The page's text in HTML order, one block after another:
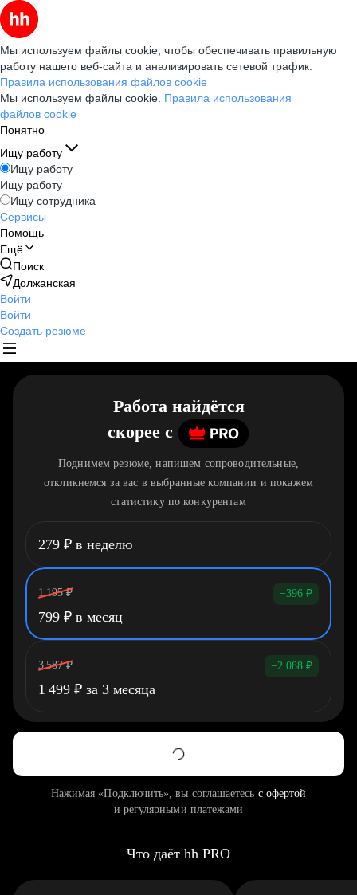
Мы используем файлы cookie, чтобы обеспечивать правильную
работу нашего веб-сайта и анализировать сетевой трафик.
Правила использования файлов cookie
Мы используем файлы cookie. Правила использования
файлов cookie
Понятно
Ищу работу
Ищу работу
Ищу работу
Ищу сотрудника
Сервисы
Помощь
Ещё
Поиск
Должанская
Войти
Войти
Создать резюме
Работа найдётся
скорее c
Поднимем резюме, напишем сопроводительные,
откликнемся за вас в выбранные компании и покажем
статистику по конкурентам
279 ₽ в неделю
1 195 ₽ −396 ₽
799 ₽ в месяц
3 587 ₽ −2 088 ₽
1 499 ₽ за 3 месяца
Нажимая «Подключить», вы соглашаетесь с офертой
и регулярными платежами
Что даёт hh PRO